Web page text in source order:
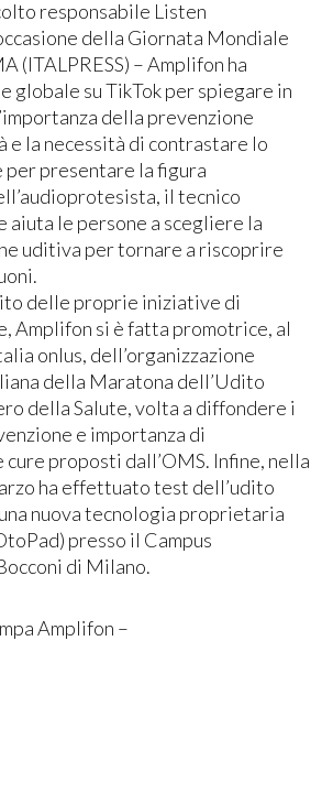
responsabile Listen
della Giornata Mondiale
(ITALPRESS) – Amplifon ha
globale su TikTok per spiegare in
della prevenzione
e la necessità di contrastare lo
per presentare la figura
il tecnico
aiuta le persone a scegliere la
uditiva per tornare a riscoprire
delle proprie iniziative di
Amplifon si è fatta promotrice, al
onlus, dell’organizzazione
della Maratona dell’Udito
della Salute, volta a diffondere i
e importanza di
proposti dall’OMS. Infine, nella
ha effettuato test dell’udito
nuova tecnologia proprietaria
presso il Campus
di Milano.
Amplifon –